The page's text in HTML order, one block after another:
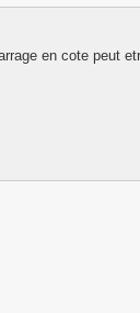
en cote peut